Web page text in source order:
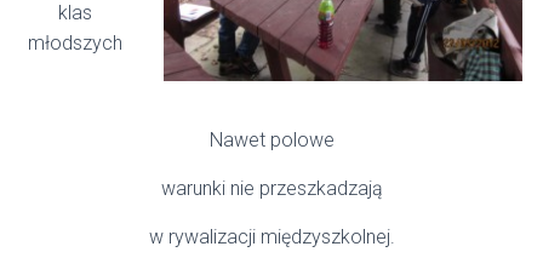
klas
młodszych
Nawet polowe
warunki nie przeszkadzają
w rywalizacji międzyszkolnej.